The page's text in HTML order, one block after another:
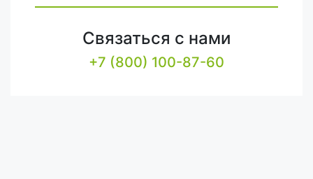
Связаться с нами
+7 (800) 100-87-60